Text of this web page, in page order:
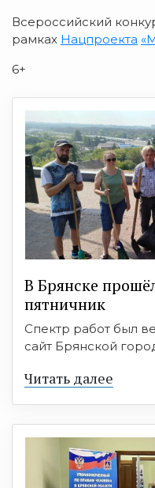
Всероссийский
рамках Нацпроекта
6+
В Брянске
пятничник
Спектр работ был
сайт Брянской
Читать далее